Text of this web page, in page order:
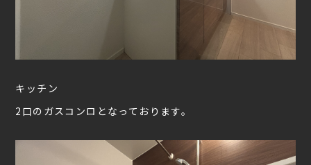
キッチン
2口のガスコンロとなっております。